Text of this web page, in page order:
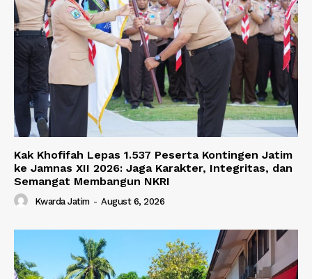
Kak Khofifah Lepas 1.537 Peserta Kontingen Jatim
ke Jamnas XII 2026: Jaga Karakter, Integritas, dan
Semangat Membangun NKRI
Kwarda Jatim - August 6, 2026